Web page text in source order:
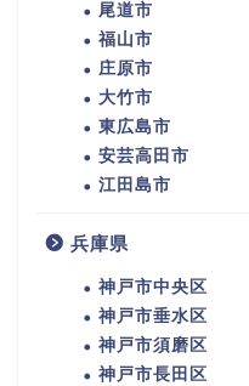
尾道市
福山市
庄原市
大竹市
東広島市
安芸高田市
江田島市
兵庫県
神戸市中央区
神戸市垂水区
神戸市須磨区
神戸市長田区